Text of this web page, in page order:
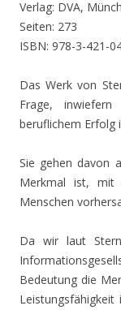
Verlag: DVA,
Seiten: 273
ISBN: 978-3-421-
Das Werk von
Frage,
beruflichem Erfolg
Sie gehen davon
Merkmal ist, mit
Menschen
Da wir laut
Bedeutung die